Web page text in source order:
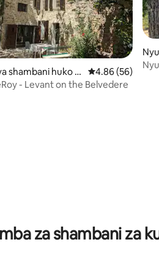
5.0 kati ya 5, tathmini 8
shambani huko C
Ukadiriaji wa
4.86 (56)
- Levant on the Belvedere
za shambani za